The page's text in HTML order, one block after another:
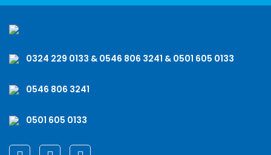
0324 229 0133 & 0546 806 3241 & 0501 605 0133
0546 806 3241
0501 605 0133